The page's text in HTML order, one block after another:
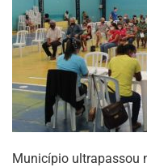
Município ultrapassou